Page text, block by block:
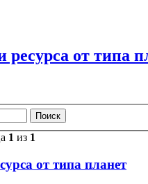
от типа
1 из 1
от типа планет